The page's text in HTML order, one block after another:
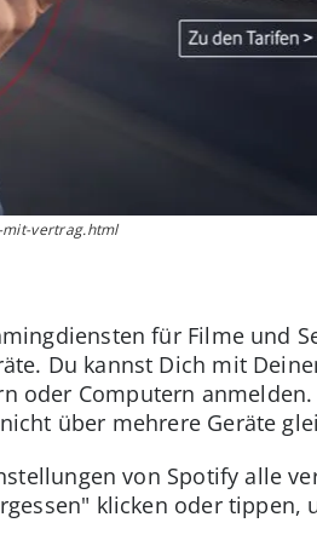
vertrag.html
für Filme und
Du kannst Dich mit
oder Computern
über mehrere Geräte
von Spotify alle
klicken oder tippen,